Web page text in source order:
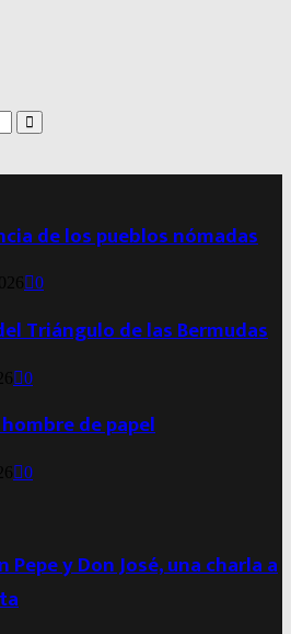
Search
de los pueblos nómadas
0
Triángulo de las Bermudas
0
de papel
0
Pepe y Don José, una charla a